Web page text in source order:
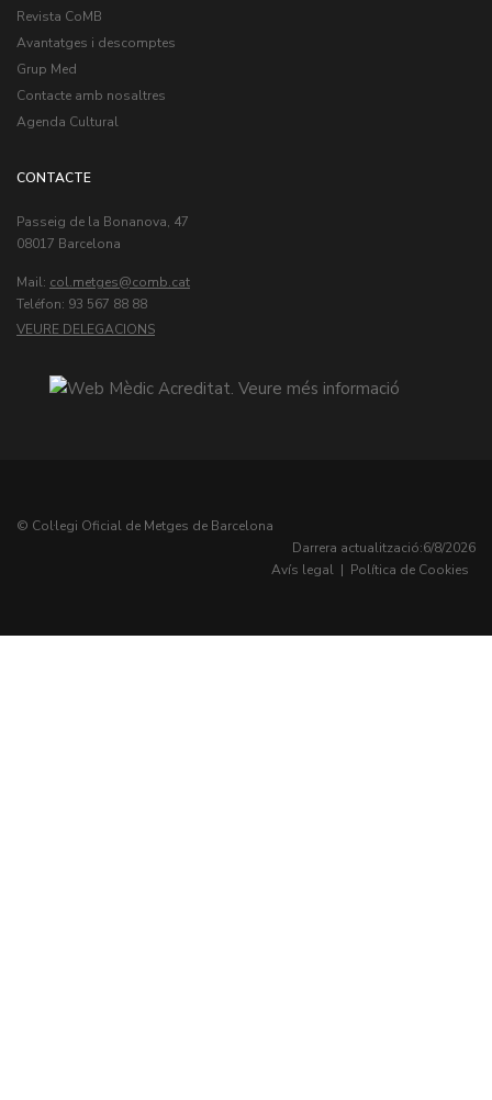
Revista CoMB
Avantatges i descomptes
Grup Med
Contacte amb nosaltres
Agenda Cultural
CONTACTE
Passeig de la Bonanova, 47
08017 Barcelona
Mail: col.metges
Teléfon: 93 567 88 88
VEURE DELEGACIONS
© Col·legi Oficial de Metges de Barcelona
Darrera actualització:6/8/2026
Avís legal | Política de Cookies